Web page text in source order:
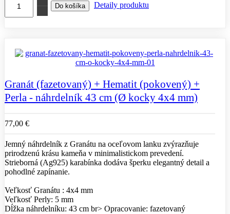
Detaily produktu
Granát (fazetovaný) + Hematit (pokovený) +
Perla - náhrdelník 43 cm (Ø kocky 4x4 mm)
77,00 €
Jemný náhrdelník z Granátu na oceľovom lanku zvýrazňuje
prirodzenú krásu kameňa v minimalistickom prevedení.
Strieborná (Ag925) karabínka dodáva šperku elegantný detail a
pohodlné zapínanie.
Veľkosť Granátu : 4x4 mm
Veľkosť Perly: 5 mm
Dĺžka náhrdelníku: 43 cm br> Opracovanie: fazetovaný